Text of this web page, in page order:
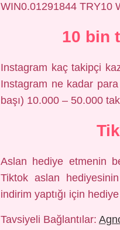
WIN0.01291844 TRY10
10 bin
Instagram kaç takipçi
Instagram ne kadar
başı) 10.000 – 50.000
Aslan hediye etmenin
Tiktok aslan
indirim yaptığı için
Tavsiyeli Bağlantılar: